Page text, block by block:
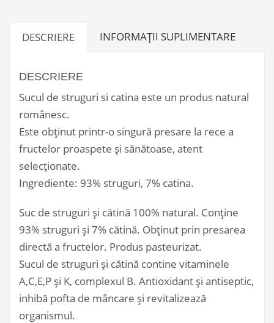
CATINA
DESCRIERE INFORMAȚII SUPLIMENTARE
DESCRIERE
Sucul de struguri si catina este un produs natural
românesc.
Este obținut printr-o singură presare la rece a
fructelor proaspete și sănătoase, atent
selecționate.
Ingrediente: 93% struguri, 7% catina.
Suc de struguri şi cătină 100% natural. Conţine
93% struguri şi 7% cătină. Obținut prin presarea
directă a fructelor. Produs pasteurizat.
Sucul de struguri şi cătină contine vitaminele
A,C,E,P și K, complexul B. Antioxidant și antiseptic,
inhibă pofta de mâncare și revitalizează
organismul.